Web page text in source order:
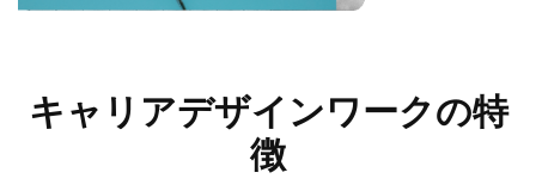
キャリアデザインワークの特
徴